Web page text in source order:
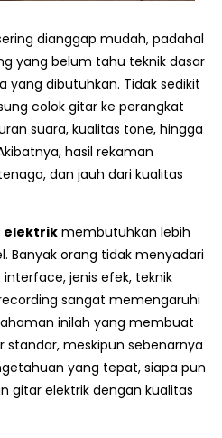
dianggap mudah, padahal
yang belum tahu teknik dasar
yang dibutuhkan. Tidak sedikit
colok gitar ke perangkat
suara, kualitas tone, hingga
hasil rekaman
dan jauh dari kualitas
elektrikmembutuhkan lebih
Banyak orang tidak menyadari
jenis efek, teknik
sangat memengaruhi
inilah yang membuat
meskipun sebenarnya
yang tepat, siapa pun
gitar elektrik dengan kualitas